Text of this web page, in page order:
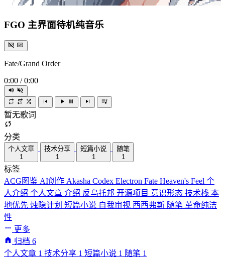
FGO 主界面待机纯音乐
Fate/Grand Order
0:00 / 0:00
暂无歌词
分类
个人文章
1
技术分享
1
短篇小说
1
随笔
1
标签
ACG图鉴 AI创作 Akasha Codex Electron Fate Heaven's Feel 个
人介绍 个人文章 介绍 反乌托邦 开源项目 意识形态 技术栈 本
地优先 烛隐计划 短篇小说 自我审视 西西弗斯 随笔 革命纯洁
性
更多
归档 6
个人文章 1 技术分享 1 短篇小说 1 随笔 1